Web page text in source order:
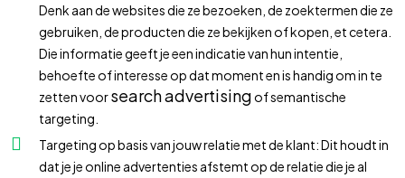
Denk aan de websites die ze bezoeken, de zoektermen die ze
gebruiken, de producten die ze bekijken of kopen, et cetera.
Die informatie geeft je een indicatie van hun intentie,
behoefte of interesse op dat moment en is handig om in te
zetten voorsearch advertisingof semantische
targeting.
Targeting op basis van jouw relatie met de klant: Dit houdt in
dat je je online advertenties afstemt op de relatie die je al